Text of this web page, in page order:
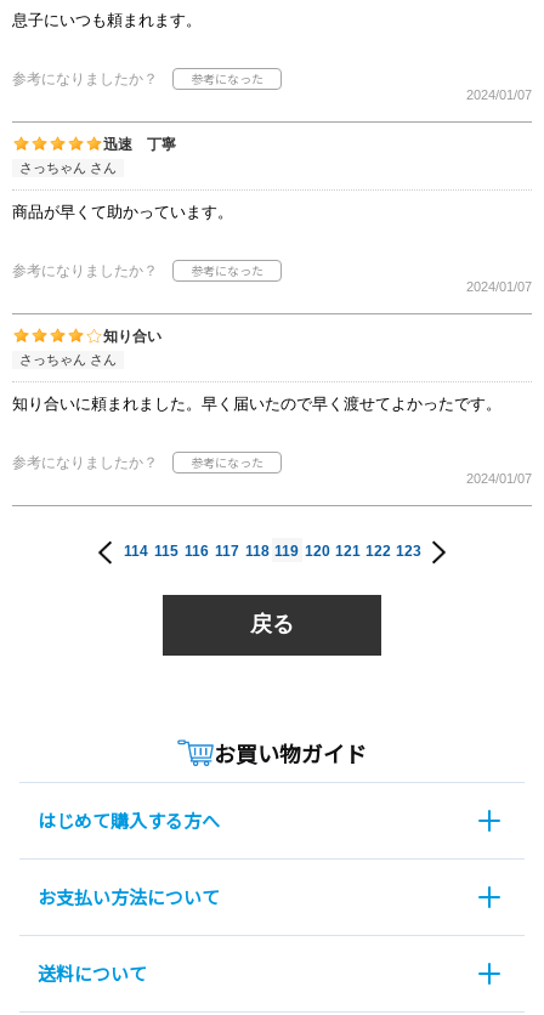
息子にいつも頼まれます。
参考になりましたか？
2024/01/07
迅速 丁寧
さっちゃん さん
商品が早くて助かっています。
参考になりましたか？
2024/01/07
知り合い
さっちゃん さん
知り合いに頼まれました。早く届いたので早く渡せてよかったです。
参考になりましたか？
2024/01/07
114 115 116 117 118 119 120 121 122 123
戻る
お買い物ガイド
はじめて購入する方へ
お支払い方法について
送料について